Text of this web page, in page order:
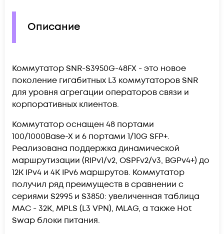
Описание
Коммутатор SNR-S3950G-48FX - это новое
поколение гигабитных L3 коммутаторов SNR
для уровня агрегации операторов связи и
корпоративных клиентов.
Коммутатор оснащен 48 портами
100/1000Base-X и 6 портами 1/10G SFP+.
Реализована поддержка динамической
маршрутизации (RIPv1/v2, OSPFv2/v3, BGPv4+) до
12K IPv4 и 4K IPv6 маршрутов. Коммутатор
получил ряд преимуществ в сравнении с
сериями S2995 и S3850: увеличенная таблица
MAC - 32K, MPLS (L3 VPN), MLAG, а также Hot
Swap блоки питания.